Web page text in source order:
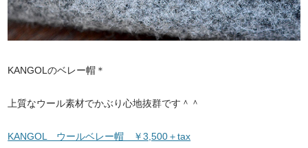
KANGOLのベレー帽＊
上質なウール素材でかぶり心地抜群です＾＾
KANGOL ウールベレー帽 ￥3,500＋tax